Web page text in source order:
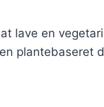
lave en
plantebaseret